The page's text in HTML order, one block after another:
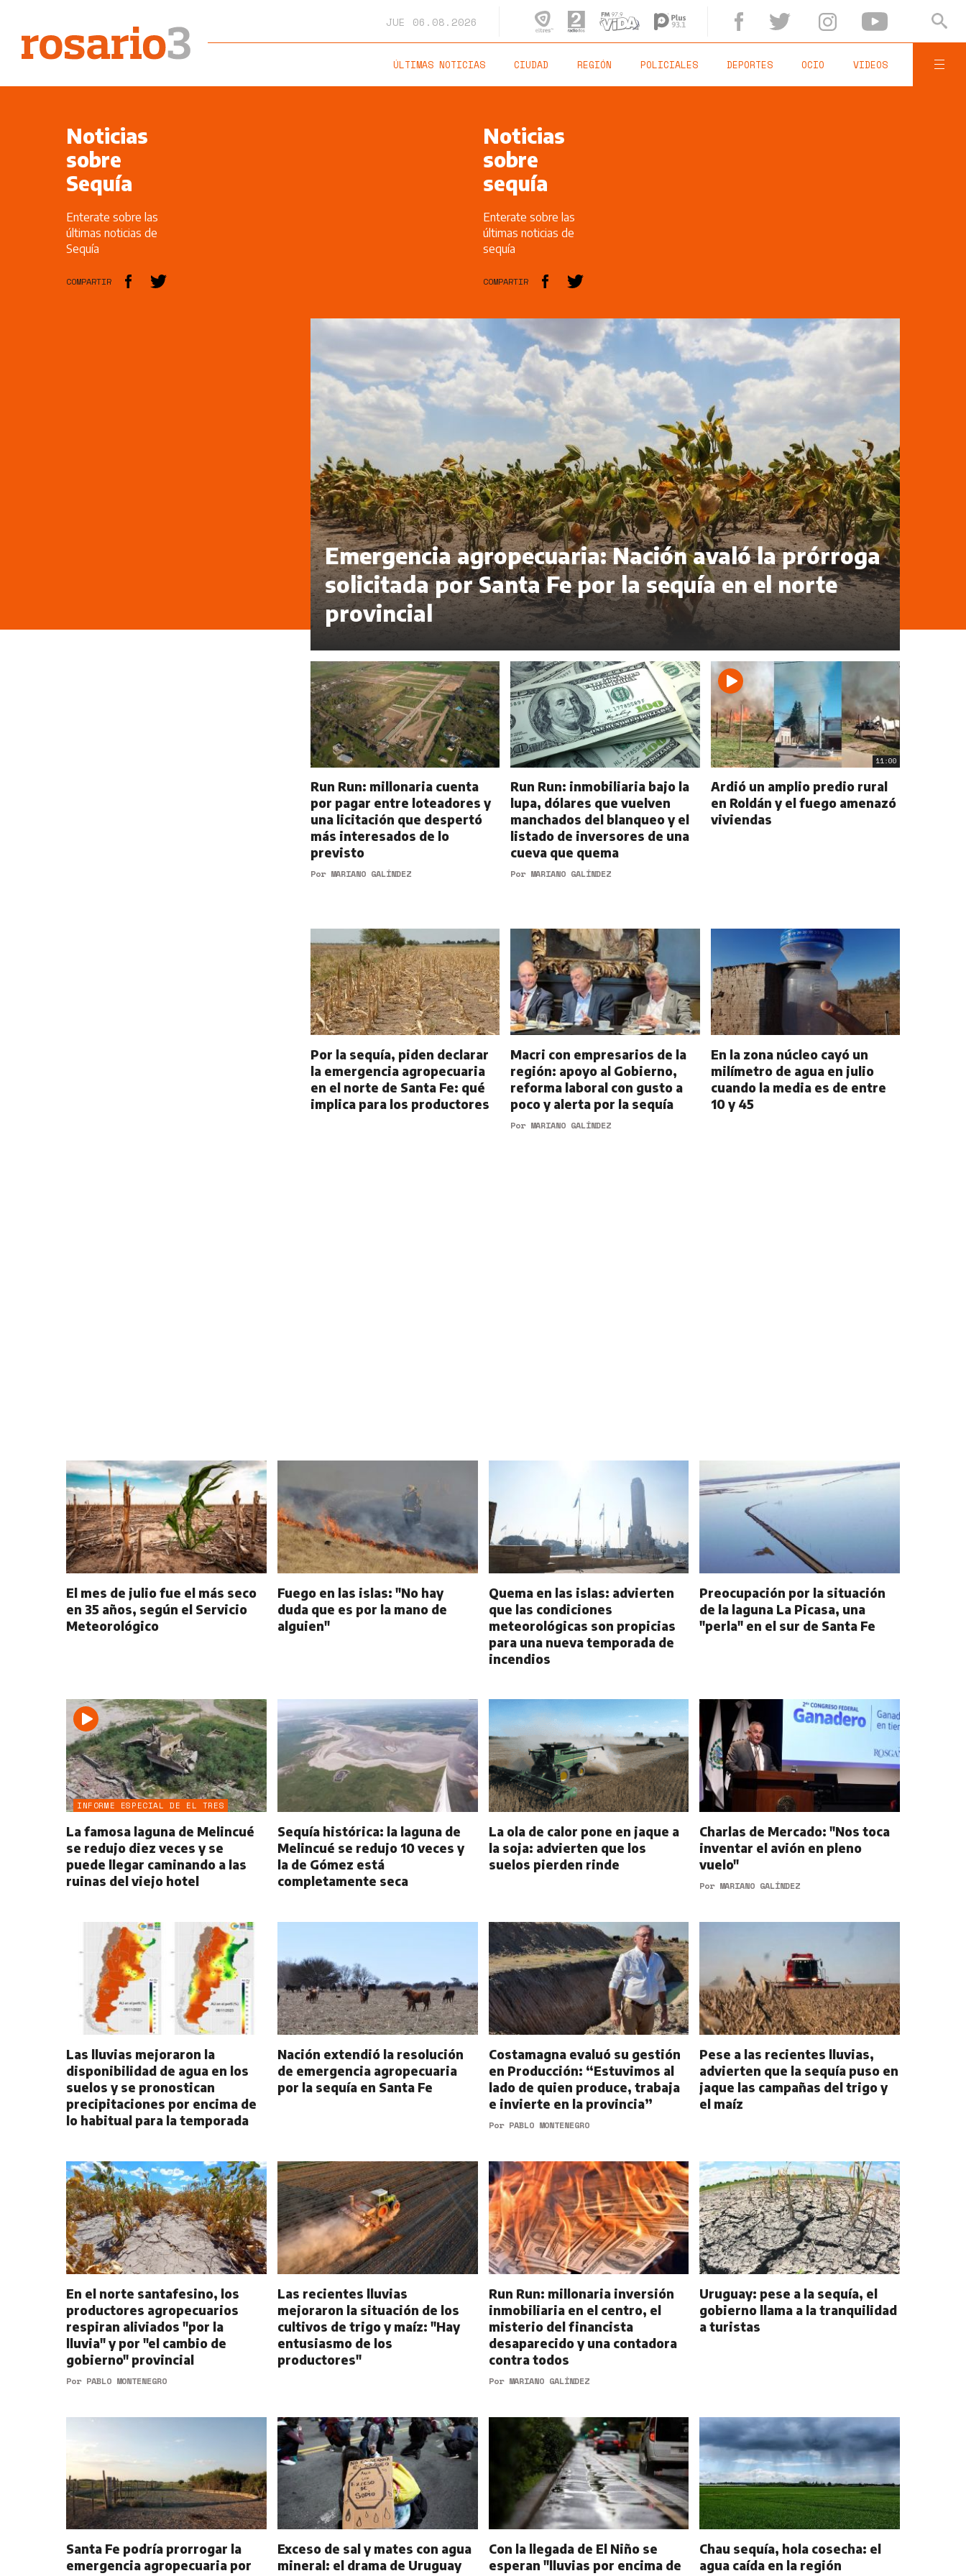
JUE 06.08.2026
ÚLTIMAS NOTICIAS CIUDAD REGIÓN POLICIALES DEPORTES OCIO VIDEOS
Noticias
sobre
Sequía
Enterate sobre las
últimas noticias de
Sequía
COMPARTIR
Noticias
sobre
sequía
Enterate sobre las
últimas noticias de
sequía
COMPARTIR
Emergencia agropecuaria: Nación avaló la prórroga
solicitada por Santa Fe por la sequía en el norte
provincial
Run Run: millonaria cuenta
por pagar entre loteadores y
una licitación que despertó
más interesados de lo
previsto
Por MARIANO GALÍNDEZ
Run Run: inmobiliaria bajo la
lupa, dólares que vuelven
manchados del blanqueo y el
listado de inversores de una
cueva que quema
Por MARIANO GALÍNDEZ
11:00
Ardió un amplio predio rural
en Roldán y el fuego amenazó
viviendas
Por la sequía, piden declarar
la emergencia agropecuaria
en el norte de Santa Fe: qué
implica para los productores
Macri con empresarios de la
región: apoyo al Gobierno,
reforma laboral con gusto a
poco y alerta por la sequía
Por MARIANO GALÍNDEZ
En la zona núcleo cayó un
milímetro de agua en julio
cuando la media es de entre
10 y 45
El mes de julio fue el más seco
en 35 años, según el Servicio
Meteorológico
Fuego en las islas: "No hay
duda que es por la mano de
alguien"
Quema en las islas: advierten
que las condiciones
meteorológicas son propicias
para una nueva temporada de
incendios
Preocupación por la situación
de la laguna La Picasa, una
"perla" en el sur de Santa Fe
INFORME ESPECIAL DE EL TRES
La famosa laguna de Melincué
se redujo diez veces y se
puede llegar caminando a las
ruinas del viejo hotel
Sequía histórica: la laguna de
Melincué se redujo 10 veces y
la de Gómez está
completamente seca
La ola de calor pone en jaque a
la soja: advierten que los
suelos pierden rinde
Charlas de Mercado: "Nos toca
inventar el avión en pleno
vuelo"
Por MARIANO GALÍNDEZ
Las lluvias mejoraron la
disponibilidad de agua en los
suelos y se pronostican
precipitaciones por encima de
lo habitual para la temporada
Nación extendió la resolución
de emergencia agropecuaria
por la sequía en Santa Fe
Costamagna evaluó su gestión
en Producción: “Estuvimos al
lado de quien produce, trabaja
e invierte en la provincia”
Por PABLO MONTENEGRO
Pese a las recientes lluvias,
advierten que la sequía puso en
jaque las campañas del trigo y
el maíz
En el norte santafesino, los
productores agropecuarios
respiran aliviados "por la
lluvia" y por "el cambio de
gobierno" provincial
Por PABLO MONTENEGRO
Las recientes lluvias
mejoraron la situación de los
cultivos de trigo y maíz: "Hay
entusiasmo de los
productores"
Run Run: millonaria inversión
inmobiliaria en el centro, el
misterio del financista
desaparecido y una contadora
contra todos
Por MARIANO GALÍNDEZ
Uruguay: pese a la sequía, el
gobierno llama a la tranquilidad
a turistas
Santa Fe podría prorrogar la
emergencia agropecuaria por
Exceso de sal y mates con agua
mineral: el drama de Uruguay
Con la llegada de El Niño se
esperan "lluvias por encima de
Chau sequía, hola cosecha: el
agua caída en la región